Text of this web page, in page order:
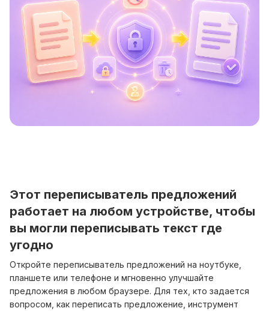
Этот переписыватель предложений
работает на любом устройстве, чтобы
вы могли переписывать текст где
угодно
Откройте переписыватель предложений на ноутбуке,
планшете или телефоне и мгновенно улучшайте
предложения в любом браузере. Для тех, кто задается
вопросом, как переписать предложение, инструмент